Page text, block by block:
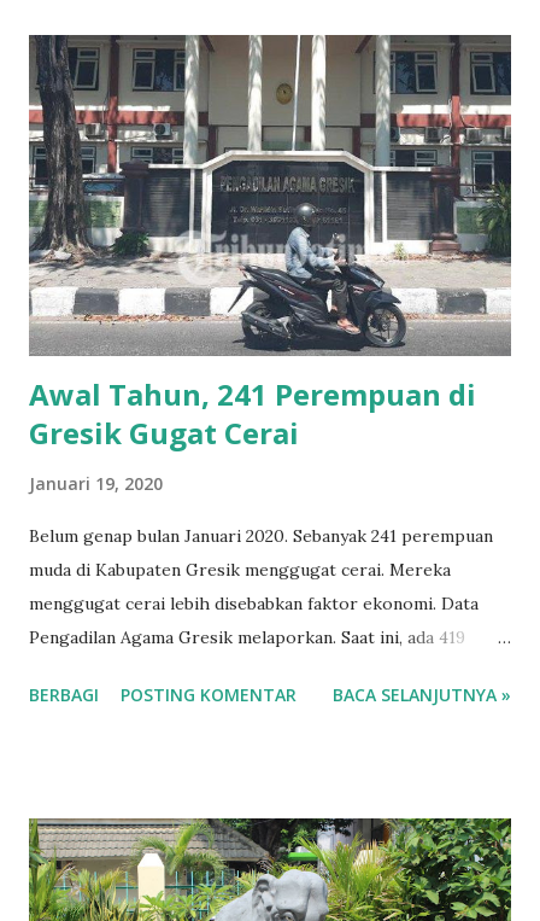
menjadi tempat wisata. Setelah menjadi juara 3 tempat
wisata di Gresik. Wisata Lontar Sewu juga mendapat
bantuan dari Kemendes sebesar 1,3 M unutk
mengembangkan wsiata ini. RUTE WISATA LONTAR SEWA
Dari Gresik bisa menggunakan jalur dari terminal bunder-
arah Cerme - Pertigaan Morowodi beok kiri arah Menganti
- lurus saja hingga ada tulisan desa Hendrosari masuk kira
kira 500 meter ada RM Bu Suminah kemudian belok kanan
300 meter. Dari Surabaya bisa melalui Benowo atau
Margomulyo...
Awal Tahun, 241 Perempuan di
Gresik Gugat Cerai
Januari 19, 2020
Belum genap bulan Januari 2020. Sebanyak 241 perempuan
muda di Kabupaten Gresik menggugat cerai. Mereka
menggugat cerai lebih disebabkan faktor ekonomi. Data
Pengadilan Agama Gresik melaporkan. Saat ini, ada 419
sebanyak 214. Kemudian cerai talak tidak sampai
memang didominasi oleh perempuan. Mereka menggugat
cerai suaminya karena faktor ekonomi. “Setiap hari Senin
hingga Kamis pasti ramai,” katanya, Minggu (19/1/2020).
BERBAGI POSTING KOMENTAR BACA SELANJUTNYA »